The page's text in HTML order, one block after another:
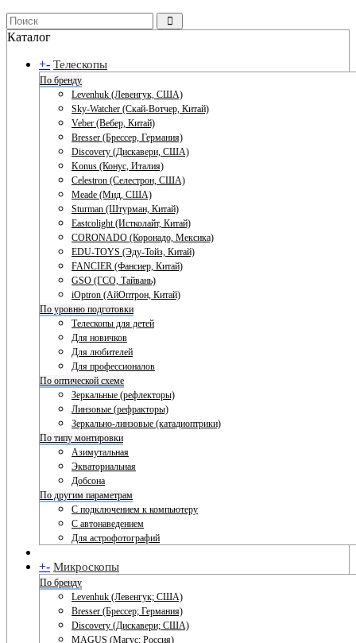
Каталог
+- Телескопы
По бренду
Levenhuk (Левенгук, США)
Sky-Watcher (Скай-Вотчер, Китай)
Veber (Вебер, Китай)
Bresser (Брессер, Германия)
Discovery (Дискавери, США)
Konus (Конус, Италия)
Celestron (Селестрон, США)
Meade (Мид, США)
Sturman (Штурман, Китай)
Eastcolight (Истколайт, Китай)
CORONADO (Коронадо, Мексика)
EDU-TOYS (Эду-Тойз, Китай)
FANCIER (Фансиер, Китай)
GSO (ГСО, Тайвань)
iOptron (АйОптрон, Китай)
По уровню подготовки
Телескопы для детей
Для новичков
Для любителей
Для профессионалов
По оптической схеме
Зеркальные (рефлекторы)
Линзовые (рефракторы)
Зеркально-линзовые (катадиоптрики)
По типу монтировки
Азимутальная
Экваториальная
Добсона
По другим параметрам
С подключением к компьютеру
С автонаведением
Для астрофотографий
+- Микроскопы
По бренду
Levenhuk (Левенгук; США)
Bresser (Брессер; Германия)
Discovery (Дискавери; США)
MAGUS (Магус; Россия)